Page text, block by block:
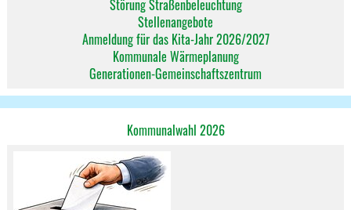
Störung Straßenbeleuchtung
Stellenangebote
Anmeldung für das Kita-Jahr 2026/2027
Kommunale Wärmeplanung
Generationen-Gemeinschaftszentrum
Kommunalwahl 2026